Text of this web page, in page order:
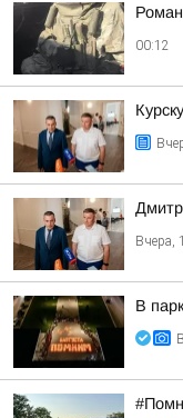
00:12
Вчера,
В